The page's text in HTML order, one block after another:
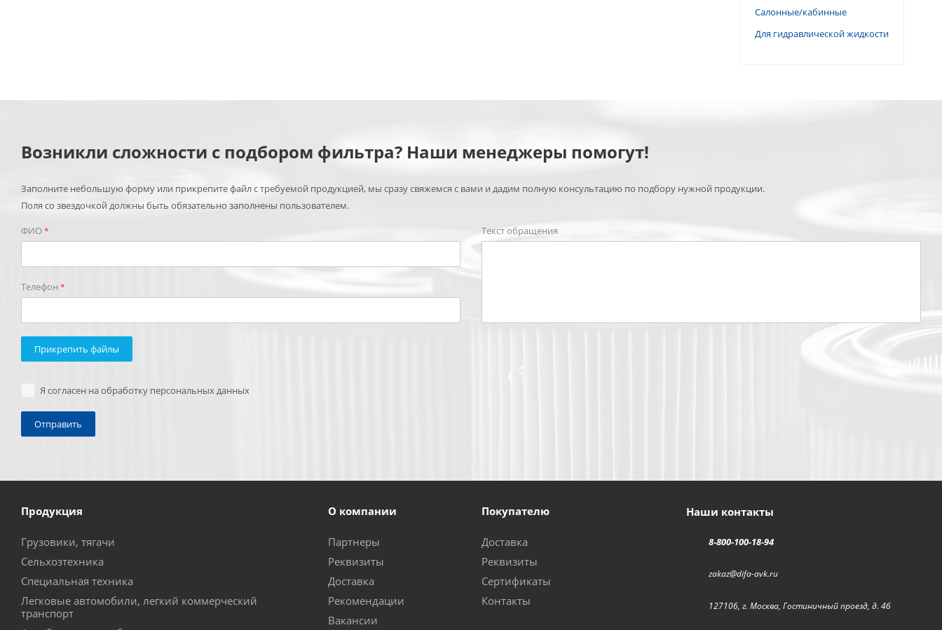
Салонные/кабинные
Для гидравлической жидкости
Возникли сложности с подбором фильтра? Наши менеджеры помогут!
Заполните небольшую форму или прикрепите файл с требуемой продукцией, мы сразу свяжемся с вами и дадим полную консультацию по подбору нужной продукции.
Поля со звездочкой должны быть обязательно заполнены пользователем.
ФИО*
Телефон *
Текст обращения
Прикрепить файлы
Я согласен на обработку персональных данных
Продукция
Грузовики, тягачи
Сельхозтехника
Специальная техника
Легковые автомобили, легкий коммерческий
транспорт
О компании
Партнеры
Реквизиты
Доставка
Рекомендации
Вакансии
Покупателю
Доставка
Реквизиты
Сертификаты
Контакты
Наши контакты
8-800-100-18-94
zakaz@difa-avk.ru
127106, г. Москва, Гостиничный проезд, д. 4б